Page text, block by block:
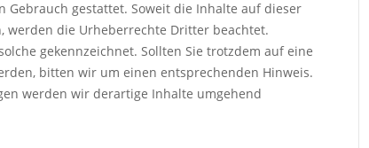
gestattet. Soweit die Inhalte auf dieser
werden die Urheberrechte Dritter beachtet.
gekennzeichnet. Sollten Sie trotzdem auf eine
bitten wir um einen entsprechenden Hinweis.
werden wir derartige Inhalte umgehend